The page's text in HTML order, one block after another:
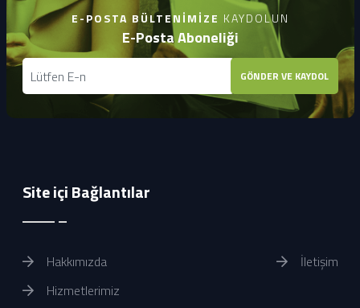
E-POSTA BÜLTENIMIZE KAYDOLUN
E-Posta Aboneliği
GÖNDER VE KAYDOL
Site içi Bağlantılar
Hakkımızda
Hizmetlerimiz
İletişim